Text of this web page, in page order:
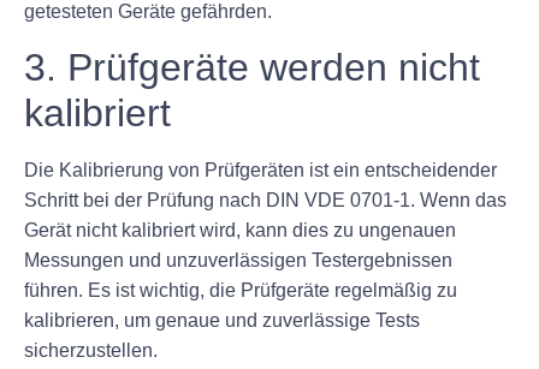
getesteten Geräte gefährden.
3. Prüfgeräte werden nicht
kalibriert
Die Kalibrierung von Prüfgeräten ist ein entscheidender
Schritt bei der Prüfung nach DIN VDE 0701-1. Wenn das
Gerät nicht kalibriert wird, kann dies zu ungenauen
Messungen und unzuverlässigen Testergebnissen
führen. Es ist wichtig, die Prüfgeräte regelmäßig zu
kalibrieren, um genaue und zuverlässige Tests
sicherzustellen.